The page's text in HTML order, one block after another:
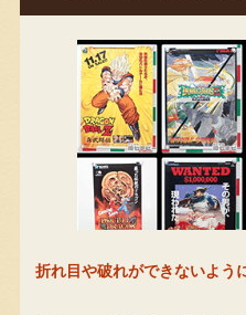
折れ目や破れができないよう